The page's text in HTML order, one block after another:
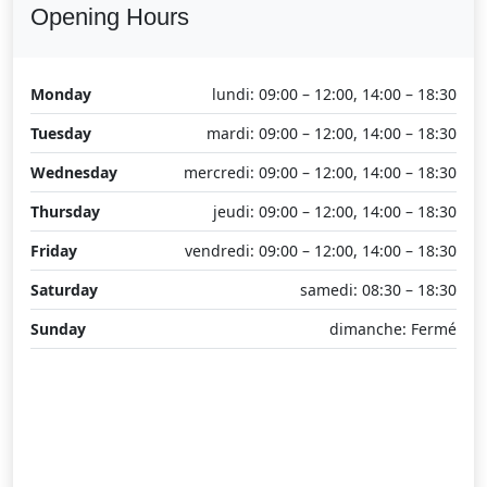
Opening Hours
Monday
lundi: 09:00 – 12:00, 14:00 – 18:30
Tuesday
mardi: 09:00 – 12:00, 14:00 – 18:30
Wednesday
mercredi: 09:00 – 12:00, 14:00 – 18:30
Thursday
jeudi: 09:00 – 12:00, 14:00 – 18:30
Friday
vendredi: 09:00 – 12:00, 14:00 – 18:30
Saturday
samedi: 08:30 – 18:30
Sunday
dimanche: Fermé